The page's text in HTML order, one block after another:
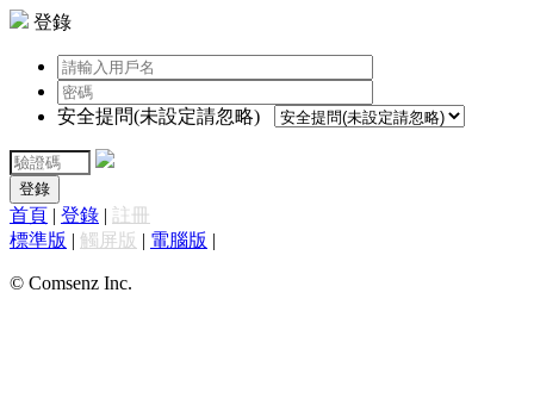
登錄
安全提問(未設定請忽略)
登錄
首頁 | 登錄 | 註冊
標準版 | 觸屏版 | 電腦版 |
© Comsenz Inc.